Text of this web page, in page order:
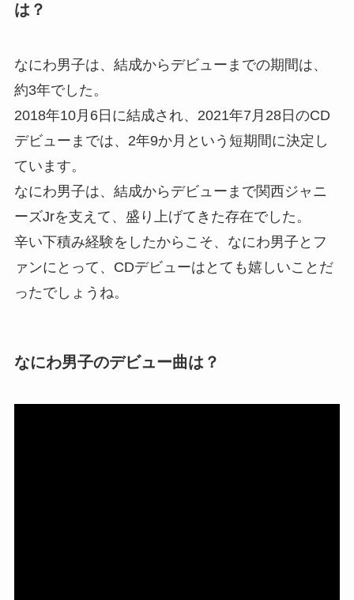
は？
なにわ男子は、結成からデビューまでの期間は、
約3年でした。
2018年10月6日に結成され、2021年7月28日のCD
デビューまでは、2年9か月という短期間に決定し
ています。
なにわ男子は、結成からデビューまで関西ジャニ
ーズJrを支えて、盛り上げてきた存在でした。
辛い下積み経験をしたからこそ、なにわ男子とフ
ァンにとって、CDデビューはとても嬉しいことだ
ったでしょうね。
なにわ男子のデビュー曲は？